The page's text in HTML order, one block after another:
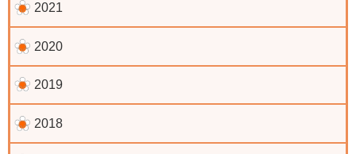
2021
2020
2019
2018